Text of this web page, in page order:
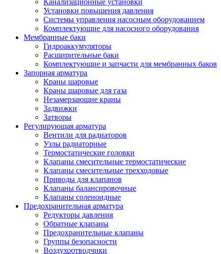
Установки повышения давления
Системы управления насосным оборудованием
Комплектующие для насосного оборудования
Мембранные баки
Гидроаккумуляторы
Расширительные баки
Комплектующие и запчасти для мембранных баков
Запорная арматура
Краны шаровые
Краны шаровые для газа
Незамерзающие краны
Задвижки
Затворы
Регулирующая арматура
Вентили для радиаторов
Узлы радиаторные
Термостатические головки
Клапаны смесительные термостатические
Клапаны смесительные трехходовые
Приводы для клапанов
Клапаны балансировочные
Клапаны соленоидные
Предохранительная арматура
Редукторы давления
Обратные клапаны
Предохранительные клапаны
Группы безопасности
Воздухоотводчики